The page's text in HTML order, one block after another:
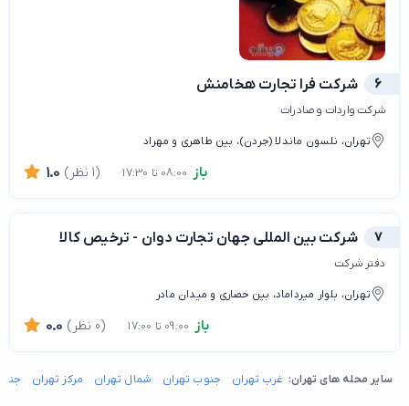
6 شرکت فرا تجارت هخامنش
شرکت واردات و صادرات
تهران، نلسون ماندلا (جردن)، بین طاهری و مهراد
باز 1.0 (1 نظر)
7 شرکت بین المللی جهان تجارت دوان - ترخیص کالا
دفتر شرکت
تهران، بلوار میرداماد، بین حصاری و میدان مادر
باز 0.0 (0 نظر)
سایر محله های تهران: غرب تهران جنوب تهران شمال تهران مرکز تهران